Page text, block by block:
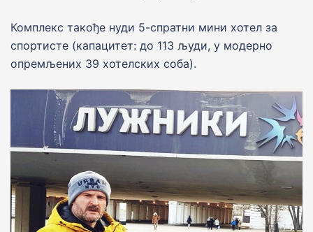
Комплекс такође нуди 5-спратни мини хотел за
спортисте (капацитет: до 113 људи, у модерно
опремљених 39 хотелских соба).